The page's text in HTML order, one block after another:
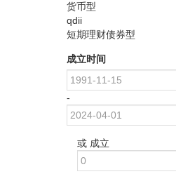
货币型
qdii
短期理财债券型
成立时间
-
或 成立